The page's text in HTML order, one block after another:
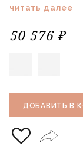
читать далее
50 576 ₽
ДОБАВИТЬ В